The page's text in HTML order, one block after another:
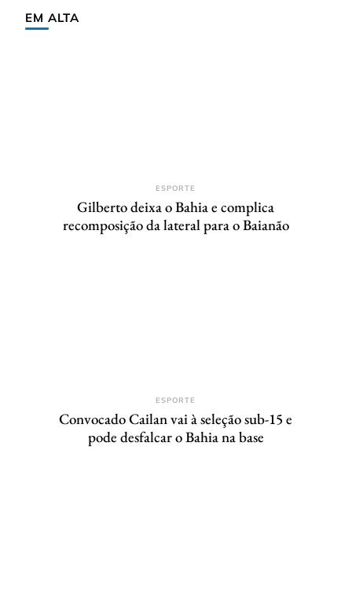
EM ALTA
ESPORTE
Gilberto deixa o Bahia e complica
recomposição da lateral para o Baianão
ESPORTE
Convocado Cailan vai à seleção sub-15 e
pode desfalcar o Bahia na base